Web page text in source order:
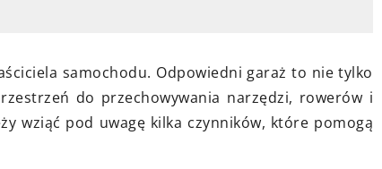
samochodu. Odpowiedni garaż to nie tylko
do przechowywania narzędzi, rowerów i
wziąć pod uwagę kilka czynników, które pomogą
odbioru
Jak wprowadzić nowoczesne
technologie budowlane do aranżacji
wnętrz?